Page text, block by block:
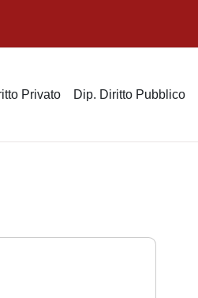
Privato Dip. Diritto Pubblico